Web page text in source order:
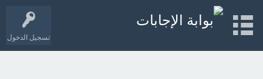
تسجيل الدخول